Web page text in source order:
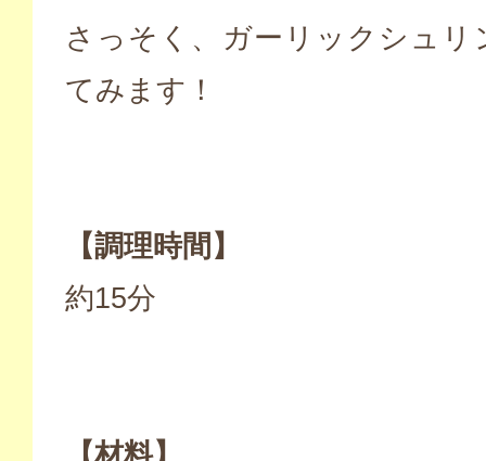
さっそく、ガーリックシュリ
てみます！
【調理時間】
約15分
【材料】